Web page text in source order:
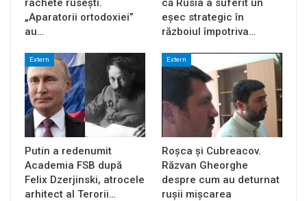
rachete rusești.
„Aparatorii ortodoxiei”
au…
că Rusia a suferit un
eșec strategic în
războiul împotriva…
Extern
Putin a redenumit
Academia FSB după
Felix Dzerjinski, atrocele
arhitect al Terorii…
Extern
Roșca și Cubreacov.
Răzvan Gheorghe
despre cum au deturnat
rușii mișcarea